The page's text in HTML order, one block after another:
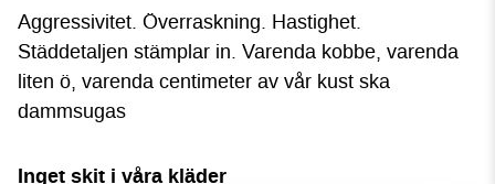
Aggressivitet. Överraskning. Hastighet.
Städdetaljen stämplar in. Varenda kobbe, varenda
liten ö, varenda centimeter av vår kust ska
dammsugas
Inget skit i våra kläder